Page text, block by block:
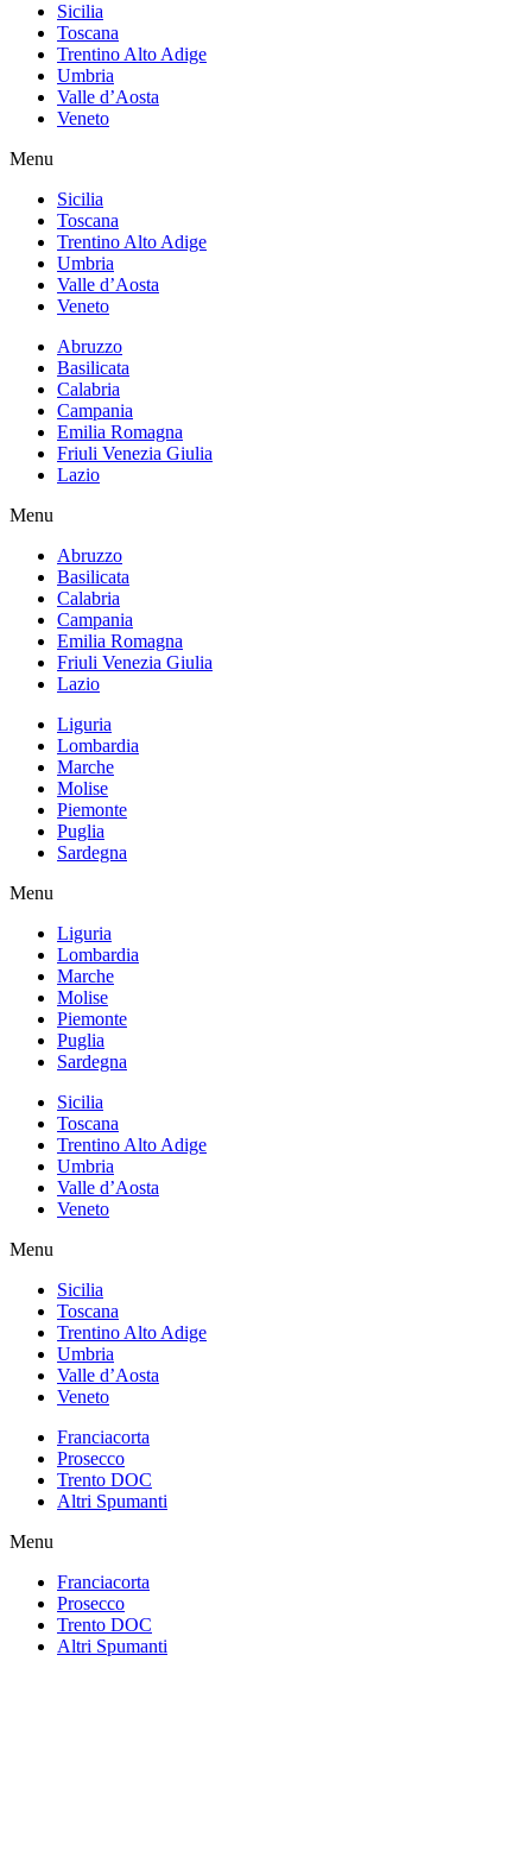
Sicilia
Toscana
Trentino Alto Adige
Umbria
Valle d’Aosta
Veneto
Menu
Sicilia
Toscana
Trentino Alto Adige
Umbria
Valle d’Aosta
Veneto
Abruzzo
Basilicata
Calabria
Campania
Emilia Romagna
Friuli Venezia Giulia
Lazio
Menu
Abruzzo
Basilicata
Calabria
Campania
Emilia Romagna
Friuli Venezia Giulia
Lazio
Liguria
Lombardia
Marche
Molise
Piemonte
Puglia
Sardegna
Menu
Liguria
Lombardia
Marche
Molise
Piemonte
Puglia
Sardegna
Sicilia
Toscana
Trentino Alto Adige
Umbria
Valle d’Aosta
Veneto
Menu
Sicilia
Toscana
Trentino Alto Adige
Umbria
Valle d’Aosta
Veneto
Franciacorta
Prosecco
Trento DOC
Altri Spumanti
Menu
Franciacorta
Prosecco
Trento DOC
Altri Spumanti